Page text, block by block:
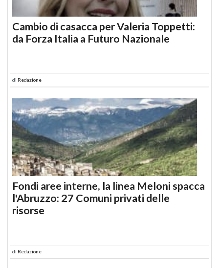
Cambio di casacca per Valeria Toppetti:
da Forza Italia a Futuro Nazionale
di Redazione
Fondi aree interne, la linea Meloni spacca
l'Abruzzo: 27 Comuni privati delle
risorse
di Redazione